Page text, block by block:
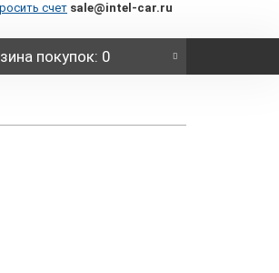
счет sale@intel-car.ru
покупок: 0